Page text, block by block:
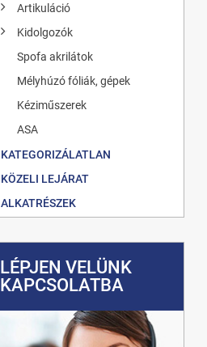
Artikuláció
Kidolgozók
Spofa akrilátok
Mélyhúzó fóliák, gépek
Kéziműszerek
ASA
KATEGORIZÁLATLAN
KÖZELI LEJÁRAT
ALKATRÉSZEK
LÉPJEN VELÜNK
KAPCSOLATBA